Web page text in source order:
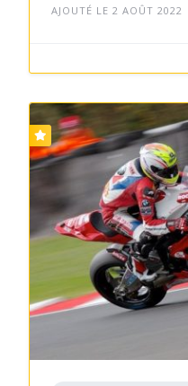
AJOUTÉ LE 2 AOÛT 2022